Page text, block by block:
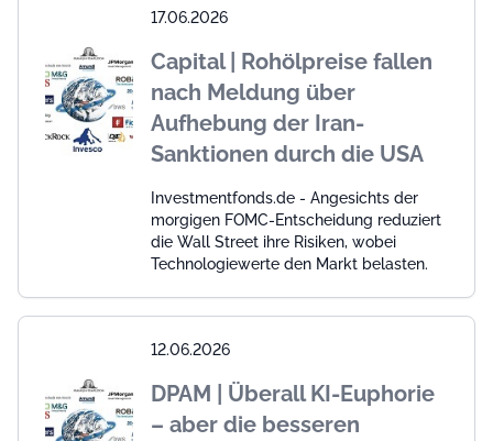
17.06.2026
Capital | Rohölpreise fallen
nach Meldung über
Aufhebung der Iran-
Sanktionen durch die USA
Investmentfonds.de - Angesichts der
morgigen FOMC-Entscheidung reduziert
die Wall Street ihre Risiken, wobei
Technologiewerte den Markt belasten.
12.06.2026
DPAM | Überall KI-Euphorie
– aber die besseren